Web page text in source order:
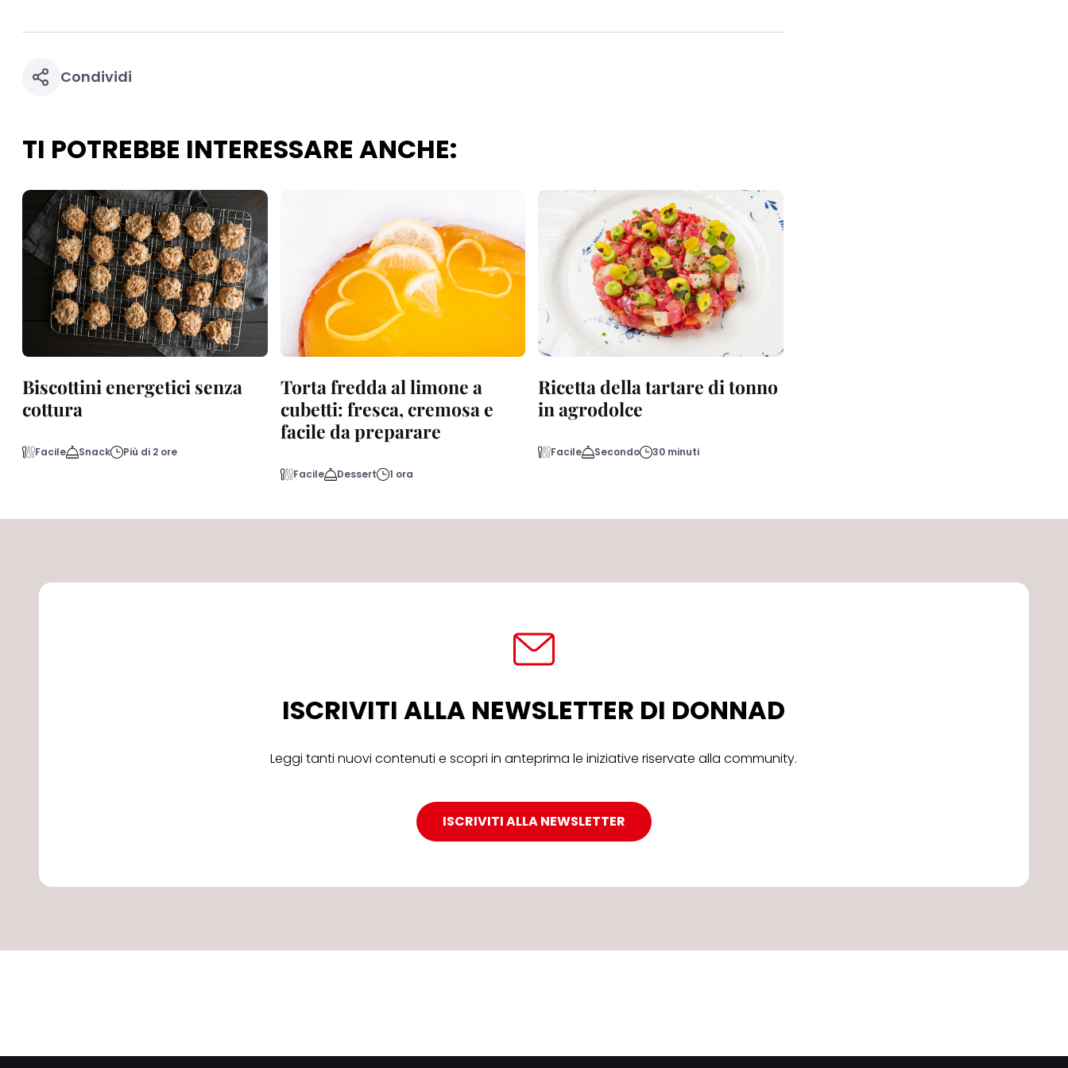
Condividi
TI POTREBBE INTERESSARE ANCHE:
Biscottini energetici senza
cottura
Facile Snack Più di 2 ore
Torta fredda al limone a
cubetti: fresca, cremosa e
facile da preparare
Facile Dessert 1 ora
Ricetta della tartare di tonno
in agrodolce
Facile Secondo 30 minuti
ISCRIVITI ALLA NEWSLETTER DI DONNAD
Leggi tanti nuovi contenuti e scopri in anteprima le iniziative riservate alla community.
ISCRIVITI ALLA NEWSLETTER